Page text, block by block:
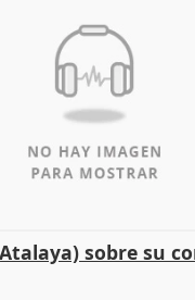
sobre su